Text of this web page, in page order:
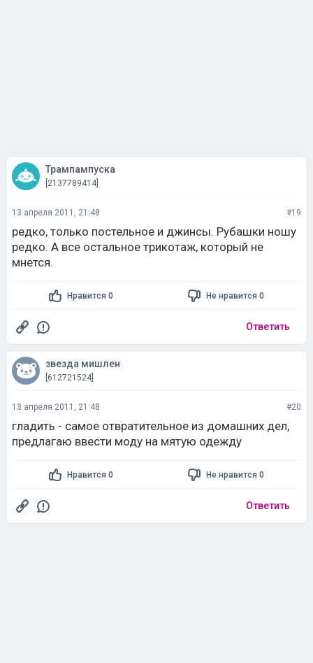
Трампампуска
[2137789414]
13 апреля 2011, 21:48 #19
редко, только постельное и джинсы. Рубашки ношу
редко. А все остальное трикотаж, который не
мнется.
Нравится 0 Не нравится 0
Ответить
звезда мишлен
[612721524]
13 апреля 2011, 21:48 #20
гладить - самое отвратительное из домашних дел,
предлагаю ввести моду на мятую одежду
Нравится 0 Не нравится 0
Ответить